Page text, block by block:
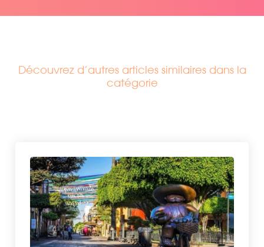
Découvrez d’autres articles similaires dans la
catégorie